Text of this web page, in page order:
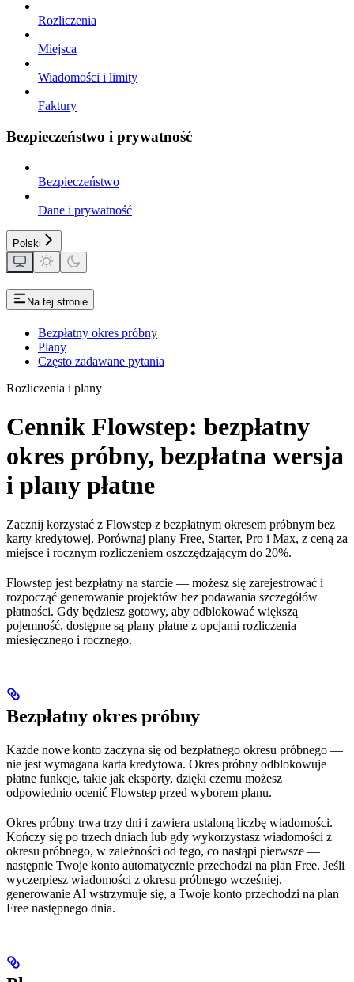
Rozliczenia
Miejsca
Wiadomości i limity
Faktury
Bezpieczeństwo i prywatność
Bezpieczeństwo
Dane i prywatność
Polski
Na tej stronie
Bezpłatny okres próbny
Plany
Często zadawane pytania
Rozliczenia i plany
Cennik Flowstep: bezpłatny
okres próbny, bezpłatna wersja
i plany płatne
Zacznij korzystać z Flowstep z bezpłatnym okresem próbnym bez
karty kredytowej. Porównaj plany Free, Starter, Pro i Max, z ceną za
miejsce i rocznym rozliczeniem oszczędzającym do 20%.
Flowstep jest bezpłatny na starcie — możesz się zarejestrować i
rozpocząć generowanie projektów bez podawania szczegółów
płatności. Gdy będziesz gotowy, aby odblokować większą
pojemność, dostępne są plany płatne z opcjami rozliczenia
miesięcznego i rocznego.
Bezpłatny okres próbny
Każde nowe konto zaczyna się od bezpłatnego okresu próbnego —
nie jest wymagana karta kredytowa. Okres próbny odblokowuje
płatne funkcje, takie jak eksporty, dzięki czemu możesz
odpowiednio ocenić Flowstep przed wyborem planu.
Okres próbny trwa trzy dni i zawiera ustaloną liczbę wiadomości.
Kończy się po trzech dniach lub gdy wykorzystasz wiadomości z
okresu próbnego, w zależności od tego, co nastąpi pierwsze —
następnie Twoje konto automatycznie przechodzi na plan Free. Jeśli
wyczerpiesz wiadomości z okresu próbnego wcześniej,
generowanie AI wstrzymuje się, a Twoje konto przechodzi na plan
Free następnego dnia.